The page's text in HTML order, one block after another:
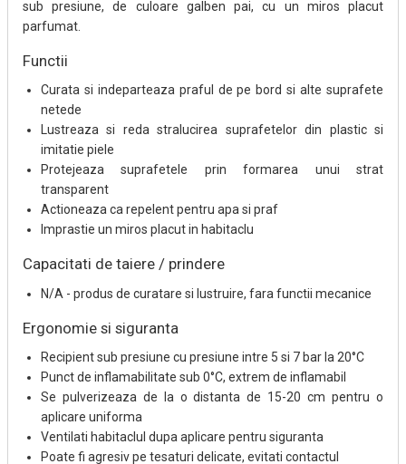
sub presiune, de culoare galben pai, cu un miros placut
parfumat.
Functii
Curata si indeparteaza praful de pe bord si alte suprafete
netede
Lustreaza si reda stralucirea suprafetelor din plastic si
imitatie piele
Protejeaza suprafetele prin formarea unui strat
transparent
Actioneaza ca repelent pentru apa si praf
Imprastie un miros placut in habitaclu
Capacitati de taiere / prindere
N/A - produs de curatare si lustruire, fara functii mecanice
Ergonomie si siguranta
Recipient sub presiune cu presiune intre 5 si 7 bar la 20°C
Punct de inflamabilitate sub 0°C, extrem de inflamabil
Se pulverizeaza de la o distanta de 15-20 cm pentru o
aplicare uniforma
Ventilati habitaclul dupa aplicare pentru siguranta
Poate fi agresiv pe tesaturi delicate, evitati contactul